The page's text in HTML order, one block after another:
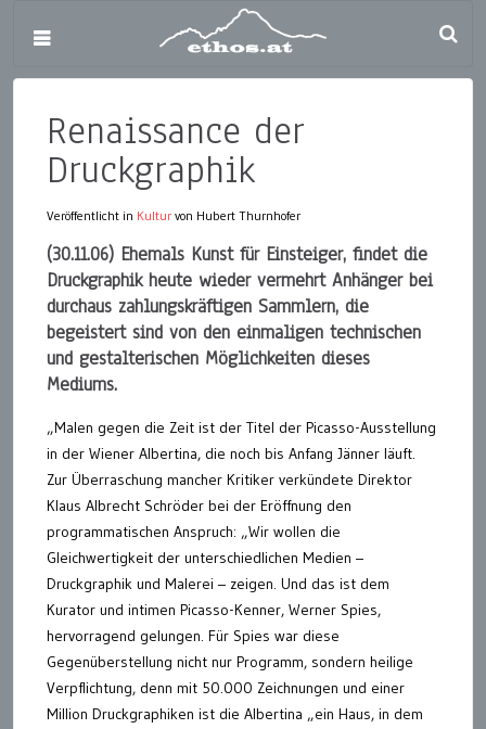
Renaissance der
Druckgraphik
Veröffentlicht in Kultur von Hubert Thurnhofer
(30.11.06) Ehemals Kunst für Einsteiger, findet die
Druckgraphik heute wieder vermehrt Anhänger bei
durchaus zahlungskräftigen Sammlern, die
begeistert sind von den einmaligen technischen
und gestalterischen Möglichkeiten dieses
Mediums.
„Malen gegen die Zeit ist der Titel der Picasso-Ausstellung
in der Wiener Albertina, die noch bis Anfang Jänner läuft.
Zur Überraschung mancher Kritiker verkündete Direktor
Klaus Albrecht Schröder bei der Eröffnung den
programmatischen Anspruch: „Wir wollen die
Gleichwertigkeit der unterschiedlichen Medien –
Druckgraphik und Malerei – zeigen. Und das ist dem
Kurator und intimen Picasso-Kenner, Werner Spies,
hervorragend gelungen. Für Spies war diese
Gegenüberstellung nicht nur Programm, sondern heilige
Verpflichtung, denn mit 50.000 Zeichnungen und einer
Million Druckgraphiken ist die Albertina „ein Haus, in dem